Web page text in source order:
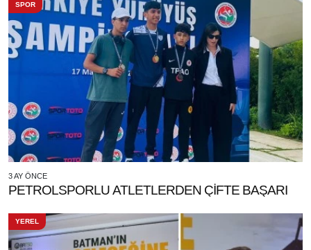
SPOR
3 AY ÖNCE
PETROLSPORLU ATLETLERDEN ÇİFTE BAŞARI
YEREL